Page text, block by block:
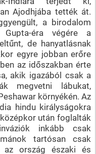
Ajodhjába tették át.
a birodalom
éra végére a
de hanyatlásnak
egyre jobban erőre
az időszakban érte
akik igazából csak a
megvetni lábukat,
környékén. Az
hindu királyságokra
után foglalták
inkább csak
tartósan csak
az ország északi és